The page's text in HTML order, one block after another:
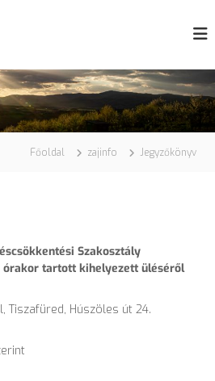
Főoldal zajinfo Jegyzőkönyv
Szakosztály
órakor tartott kihelyezett üléséről
Tiszafüred, Húszöles út 24.